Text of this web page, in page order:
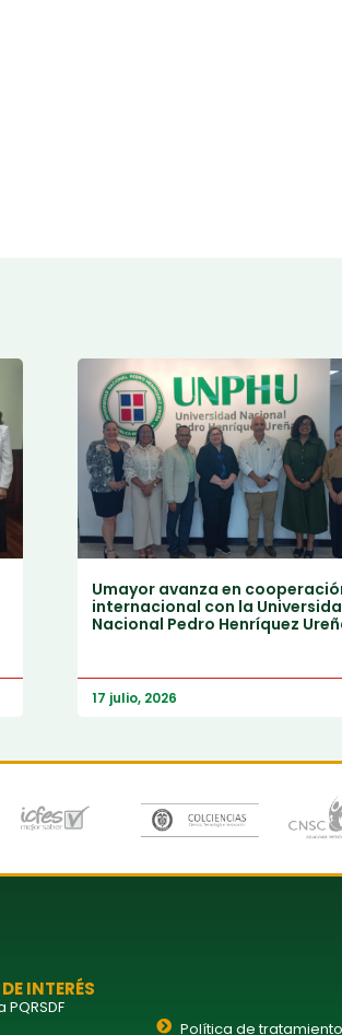
Umayor avanza en
internacional con la
Nacional Pedro Henríquez
17 julio, 2026
INTERÉS
Política de